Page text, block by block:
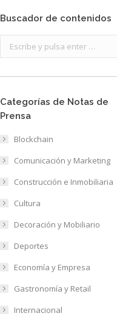
Buscador de contenidos
Categorías de Notas de
Prensa
Blockchain
Comunicación y Marketing
Construcción e Inmobiliaria
Cultura
Decoración y Mobiliario
Deportes
Economía y Empresa
Gastronomía y Retail
Internacional